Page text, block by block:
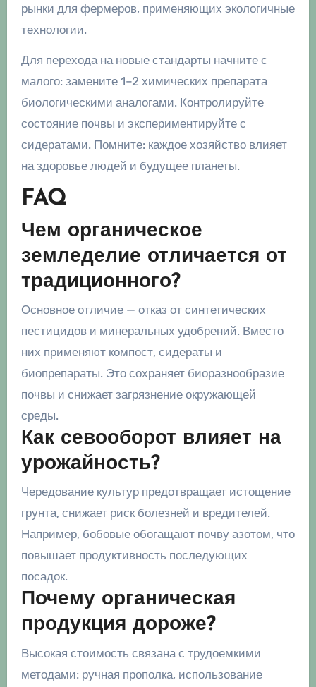
рынки для фермеров, применяющих экологичные
технологии.
Для перехода на новые стандарты начните с
малого: замените 1–2 химических препарата
биологическими аналогами. Контролируйте
состояние почвы и экспериментируйте с
сидератами. Помните: каждое хозяйство влияет
на здоровье людей и будущее планеты.
FAQ
Чем органическое
земледелие отличается от
традиционного?
Основное отличие — отказ от синтетических
пестицидов и минеральных удобрений. Вместо
них применяют компост, сидераты и
биопрепараты. Это сохраняет биоразнообразие
почвы и снижает загрязнение окружающей
среды.
Как севооборот влияет на
урожайность?
Чередование культур предотвращает истощение
грунта, снижает риск болезней и вредителей.
Например, бобовые обогащают почву азотом, что
повышает продуктивность последующих
посадок.
Почему органическая
продукция дороже?
Высокая стоимость связана с трудоемкими
методами: ручная прополка, использование